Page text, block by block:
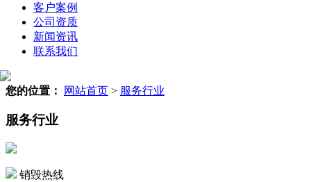
客户案例
公司资质
新闻资讯
联系我们
您的位置： 网站首页 > 服务行业
服务行业
销毁热线